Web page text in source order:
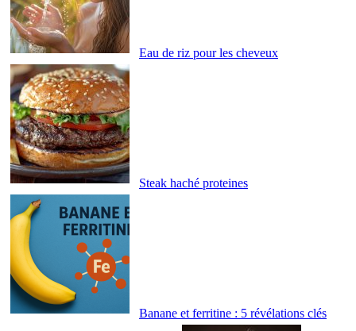
Eau de riz pour les cheveux
Steak haché proteines
Banane et ferritine : 5 révélations clés